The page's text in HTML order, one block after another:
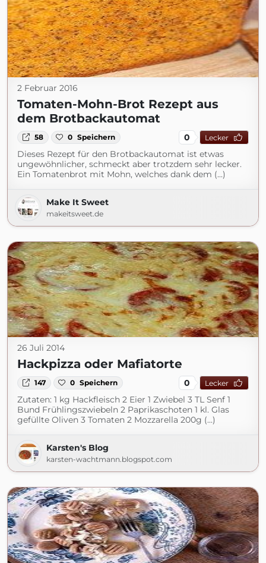
2 Februar 2016
Tomaten-Mohn-Brot Rezept aus
dem Brotbackautomat
58 0 Speichern 0 Lecker
Dieses Rezept für den Brotbackautomat ist etwas
ungewöhnlicher, schmeckt aber trotzdem sehr lecker.
Ein Tomatenbrot mit Mohn, welches dank dem (...)
Make It Sweet
makeitsweet.de
26 Juli 2014
Hackpizza oder Mafiatorte
147 0 Speichern 0 Lecker
Zutaten: 1 kg Hackfleisch 2 Eier 1 Zwiebel 3 TL Senf 1
Bund Frühlingszwiebeln 2 Paprikaschoten 1 kl. Glas
gefüllte Oliven 3 Tomaten 2 Mozzarella 200g (...)
Karsten's Blog
karsten-wachtmann.blogspot.com